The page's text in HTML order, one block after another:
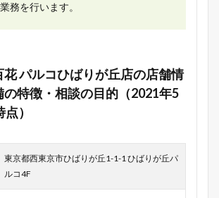
務を行います。
花 パルコひばりが丘店の店舗情
の特徴・相談の目的（2021年5
）
東京都西東京市ひばりが丘1-1-1 ひばりが丘パ
ルコ4F